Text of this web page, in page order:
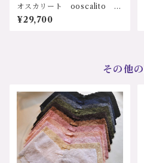
オスカリート ooscalito 3
438wh イタリア インポー
ト 輸入ランジェリー 天然
症 温熱 敏感肌 低刺激
ステナブル プレゼント ギ
フト 誕生日 クリスマス
母の日 ホワイト リブ長袖
タートルネックトップ 3438
wh サイズ：2ｻｲｽﾞ、3ｻｲ
ｽﾞ カラー：1.ホワイト 2.オ
レンジ 3.ボルドー 価格：2
9700円（送料無料）
¥29,700
その他